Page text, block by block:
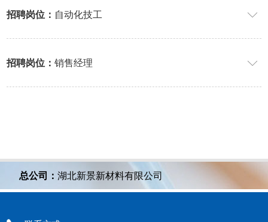
招聘岗位： 自动化技工 
招聘岗位：销售经理 
总公司：湖北新景新材料有限公司